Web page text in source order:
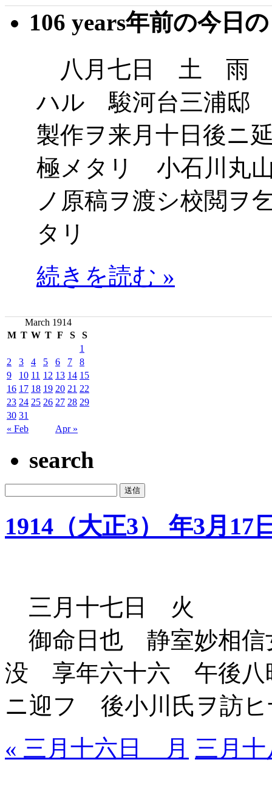
106 years年前の今日
八月七日 土 雨 午
ハル 駿河台三浦邸
製作ヲ来月十日後ニ
極メタリ 小石川丸
ノ原稿ヲ渡シ校閲
タリ
続きを読む »
March 1914
M T W T F S S
« Feb Apr »
1
2
3 4 5 6 7
8
9
10 11 12 13 14 15
16 17 18 19 20 21 22
23 24 25 26 27 28 29
30 31
search
1914（大正3） 年3月17
三月十七日 火
御命日也 静室妙相信
没 享年六十六 午後八
ニ迎フ 後小川氏ヲ訪
« 三月十六日 月 三月